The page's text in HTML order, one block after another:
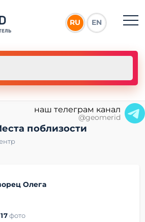
RU EN
наш телеграм канал
@geomerid
поблизости
Олега
17 фото